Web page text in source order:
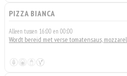
PIZZA BIANCA
Alleen tussen 16:00 en 00:00
Wordt bereid met verse tomatensaus,